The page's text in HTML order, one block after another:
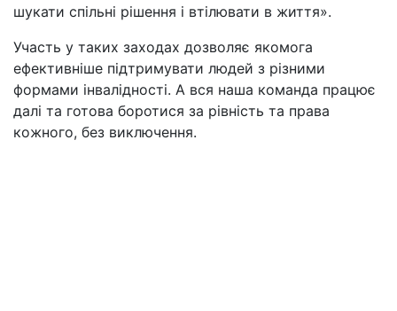
шукати спільні рішення і втілювати в життя».
Участь у таких заходах дозволяє якомога
ефективніше підтримувати людей з різними
формами інвалідності. А вся наша команда працює
далі та готова боротися за рівність та права
кожного, без виключення.